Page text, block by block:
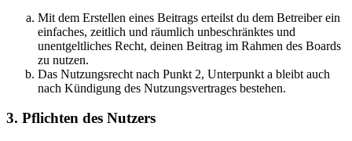
Mit dem Erstellen eines Beitrags erteilst du dem Betreiber ein
einfaches, zeitlich und räumlich unbeschränktes und
unentgeltliches Recht, deinen Beitrag im Rahmen des Boards
zu nutzen.
Das Nutzungsrecht nach Punkt 2, Unterpunkt a bleibt auch
nach Kündigung des Nutzungsvertrages bestehen.
3. Pflichten des Nutzers